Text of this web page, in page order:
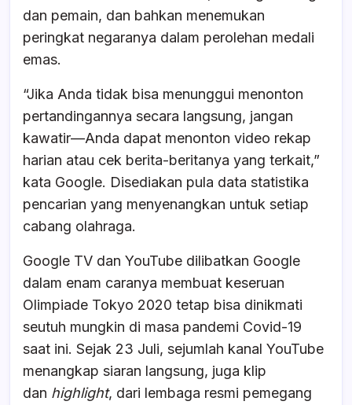
dan pemain, dan bahkan menemukan
peringkat negaranya dalam perolehan medali
emas.
“Jika Anda tidak bisa menunggui menonton
pertandingannya secara langsung, jangan
kawatir—Anda dapat menonton video rekap
harian atau cek berita-beritanya yang terkait,”
kata Google. Disediakan pula data statistika
pencarian yang menyenangkan untuk setiap
cabang olahraga.
Google TV dan YouTube dilibatkan Google
dalam enam caranya membuat keseruan
Olimpiade Tokyo 2020 tetap bisa dinikmati
seutuh mungkin di masa pandemi Covid-19
saat ini. Sejak 23 Juli, sejumlah kanal YouTube
menangkap siaran langsung, juga klip
dan highlight, dari lembaga resmi pemegang